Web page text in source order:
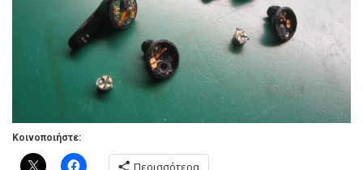
Κοινοποιήστε:
Περισσότερα